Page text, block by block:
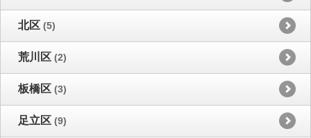
北区 (5)
荒川区 (2)
板橋区 (3)
足立区 (9)